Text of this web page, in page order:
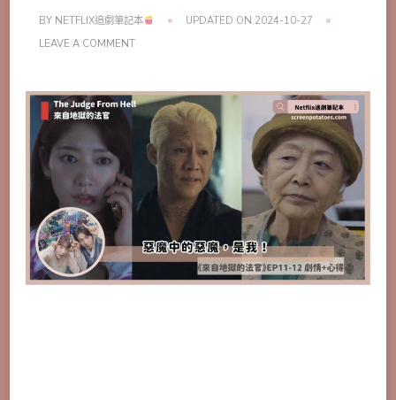
BY NETFLIX追劇筆記本 UPDATED ON 2024-10-27
LEAVE A COMMENTON
來
自
第
11
第
12
劇